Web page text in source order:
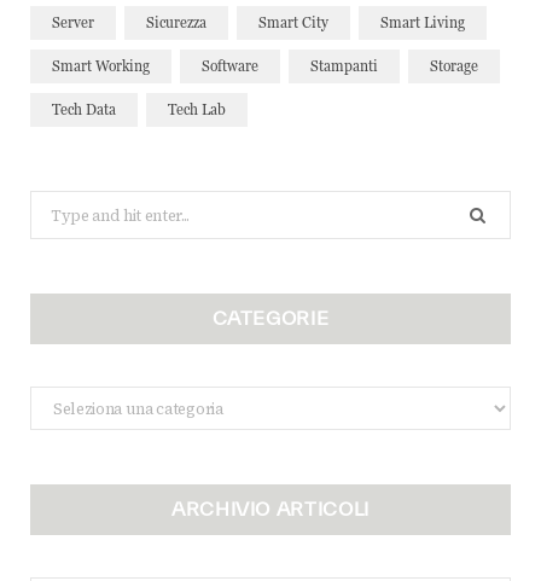
Server Sicurezza Smart City Smart Living
Smart Working Software Stampanti Storage
Tech Data Tech Lab
for:
CATEGORIE
Categorie
ARCHIVIO ARTICOLI